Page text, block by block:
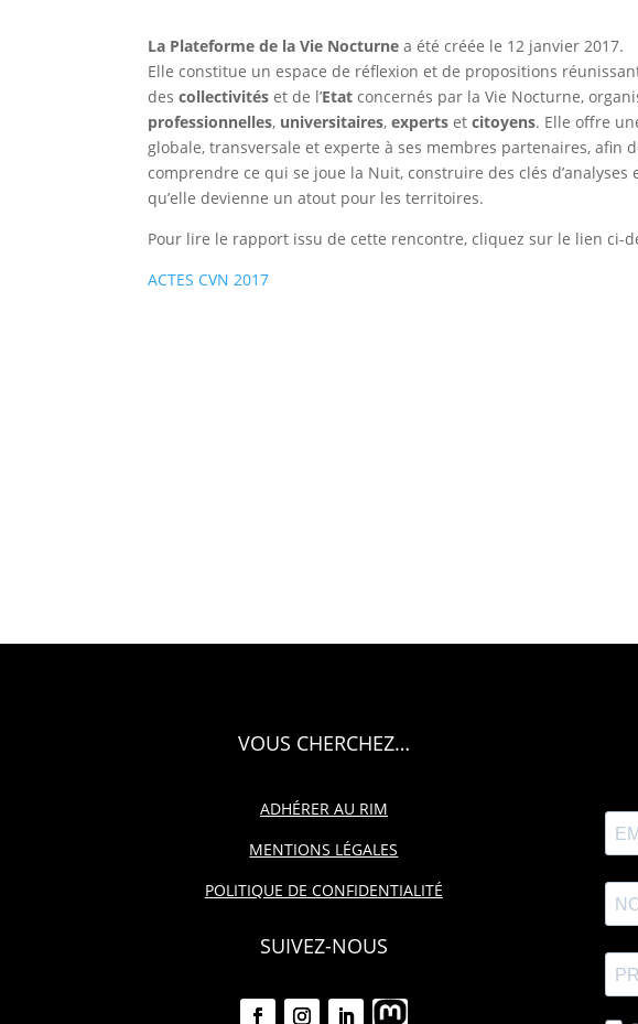
La Plateforme de la Vie Nocturne a été créée le 12 janvier 2017.
Elle constitue un espace de réflexion et de propositions
descollectivités et de l’Etat concernés par la Vie Nocturne,
professionnelles, universitaires,experts etcitoyens. Elle offre
globale, transversale et experte à ses membres partenaires, afin
comprendre ce qui se joue la Nuit, construire des clés d’analyses
qu’elle devienne un atout pour les territoires.
Pour lire le rapport issu de cette rencontre, cliquez sur le lien ci-
ACTES CVN 2017
VOUS CHERCHEZ…
ADHÉRER AU RIM
MENTIONS LÉGALES
POLITIQUE DE CONFIDENTIALITÉ
SUIVEZ-NOUS